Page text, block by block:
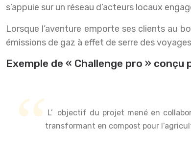
s’appuie sur un réseau d’acteurs locaux
Lorsque l’aventure emporte ses clients au
émissions de gaz à effet de serre des
Exemple de « Challenge pro » conçu
L’objectif du projet mené en collaboration avec Action Carbone est de valoriser les déchets organiques de la ville de Mahajanga à Madagascar, en les
transformant en compost pour